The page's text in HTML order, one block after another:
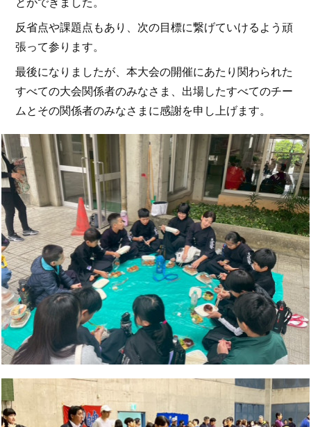
反省点や課題点もあり、次の目標に繋げていけるよう頑
張って参ります。
最後になりましたが、本大会の開催にあたり関わられた
すべての大会関係者のみなさま、出場したすべてのチー
ムとその関係者のみなさまに感謝を申し上げます。